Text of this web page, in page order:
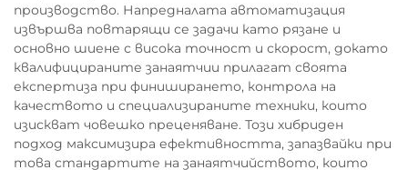
производство. Напредналата автоматизация
извършва повтарящи се задачи като рязане и
основно шиене с висока точност и скорост, докато
квалифицираните занаятчии прилагат своята
експертиза при финиширането, контрола на
качеството и специализираните техники, които
изискват човешко преценяване. Този хибриден
подход максимизира ефективността, запазвайки при
това стандартите на занаятчийството, които